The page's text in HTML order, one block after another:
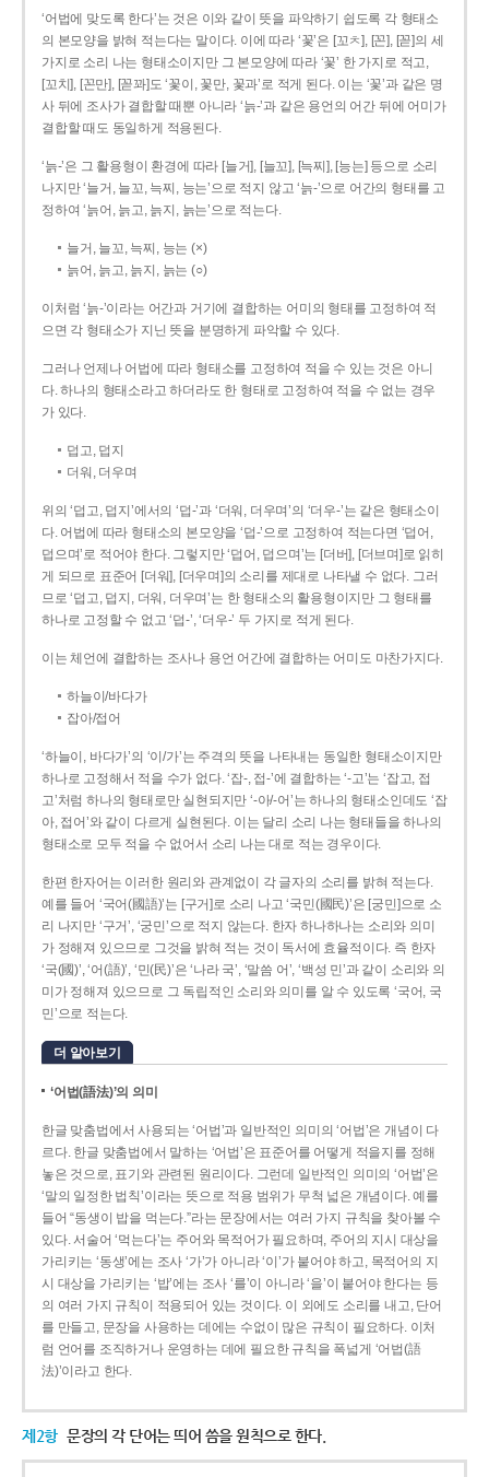
‘어법에 맞도록 한다’는 것은 이와 같이 뜻을 파악하기 쉽도록 각 형태소
의 본모양을 밝혀 적는다는 말이다. 이에 따라 ‘꽃’은 [꼬ㅊ], [꼰], [꼳]의 세
가지로 소리 나는 형태소이지만 그 본모양에 따라 ‘꽃’ 한 가지로 적고,
[꼬치], [꼰만], [꼳꽈]도 ‘꽃이, 꽃만, 꽃과’로 적게 된다. 이는 ‘꽃’과 같은 명
사 뒤에 조사가 결합할 때뿐 아니라 ‘늙-’과 같은 용언의 어간 뒤에 어미가
결합할 때도 동일하게 적용된다.
‘늙-’은 그 활용형이 환경에 따라 [늘거], [늘꼬], [늑찌], [능는] 등으로 소리
나지만 ‘늘거, 늘꼬, 늑찌, 능는’으로 적지 않고 ‘늙-’으로 어간의 형태를 고
정하여 ‘늙어, 늙고, 늙지, 늙는’으로 적는다.
늘거, 늘꼬, 늑찌, 능는 (×)
늙어, 늙고, 늙지, 늙는 (○)
이처럼 ‘늙-­’이라는 어간과 거기에 결합하는 어미의 형태를 고정하여 적
으면 각 형태소가 지닌 뜻을 분명하게 파악할 수 있다.
그러나 언제나 어법에 따라 형태소를 고정하여 적을 수 있는 것은 아니
다. 하나의 형태소라고 하더라도 한 형태로 고정하여 적을 수 없는 경우
가 있다.
덥고, 덥지
더워, 더우며
위의 ‘덥고, 덥지’에서의 ‘덥-­’과 ‘더워, 더우며’의 ‘더우-­’는 같은 형태소이
다. 어법에 따라 형태소의 본모양을 ‘덥-­’으로 고정하여 적는다면 ‘덥어,
덥으며’로 적어야 한다. 그렇지만 ‘덥어, 덥으며’는 [더버], [더브며]로 읽히
게 되므로 표준어 [더워], [더우며]의 소리를 제대로 나타낼 수 없다. 그러
므로 ‘덥고, 덥지, 더워, 더우며’는 한 형태소의 활용형이지만 그 형태를
하나로 고정할 수 없고 ‘덥-’, ‘더우-’ 두 가지로 적게 된다.
이는 체언에 결합하는 조사나 용언 어간에 결합하는 어미도 마찬가지다.
하늘이/바다가
잡아/접어
‘하늘이, 바다가’의 ‘이/가’는 주격의 뜻을 나타내는 동일한 형태소이지만
하나로 고정해서 적을 수가 없다. ‘잡-, 접-’에 결합하는 ‘-고’는 ‘잡고, 접
고’처럼 하나의 형태로만 실현되지만 ‘-아/-어’는 하나의 형태소인데도 ‘잡
아, 접어’와 같이 다르게 실현된다. 이는 달리 소리 나는 형태들을 하나의
형태소로 모두 적을 수 없어서 소리 나는 대로 적는 경우이다.
한편 한자어는 이러한 원리와 관계없이 각 글자의 소리를 밝혀 적는다.
예를 들어 ‘국어(國語)’는 [구거]로 소리 나고 ‘국민(國民)’은 [궁민]으로 소
리 나지만 ‘구거’, ‘궁민’으로 적지 않는다. 한자 하나하나는 소리와 의미
가 정해져 있으므로 그것을 밝혀 적는 것이 독서에 효율적이다. 즉 한자
‘국(國)’, ‘어(語)’, ‘민(民)’은 ‘나라 국’, ‘말씀 어’, ‘백성 민’과 같이 소리와 의
미가 정해져 있으므로 그 독립적인 소리와 의미를 알 수 있도록 ‘국어, 국
민’으로 적는다.
더 알아보기
‘어법(語法)’의 의미
한글 맞춤법에서 사용되는 ‘어법’과 일반적인 의미의 ‘어법’은 개념이 다
르다. 한글 맞춤법에서 말하는 ‘어법’은 표준어를 어떻게 적을지를 정해
놓은 것으로, 표기와 관련된 원리이다. 그런데 일반적인 의미의 ‘어법’은
‘말의 일정한 법칙’이라는 뜻으로 적용 범위가 무척 넓은 개념이다. 예를
들어 “동생이 밥을 먹는다.”라는 문장에서는 여러 가지 규칙을 찾아볼 수
있다. 서술어 ‘먹는다’는 주어와 목적어가 필요하며, 주어의 지시 대상을
가리키는 ‘동생’에는 조사 ‘가’가 아니라 ‘이’가 붙어야 하고, 목적어의 지
시 대상을 가리키는 ‘밥’에는 조사 ‘를’이 아니라 ‘을’이 붙어야 한다는 등
의 여러 가지 규칙이 적용되어 있는 것이다. 이 외에도 소리를 내고, 단어
를 만들고, 문장을 사용하는 데에는 수없이 많은 규칙이 필요하다. 이처
럼 언어를 조직하거나 운영하는 데에 필요한 규칙을 폭넓게 ‘어법(語
法)’이라고 한다.
제2항 문장의 각 단어는 띄어 씀을 원칙으로 한다.